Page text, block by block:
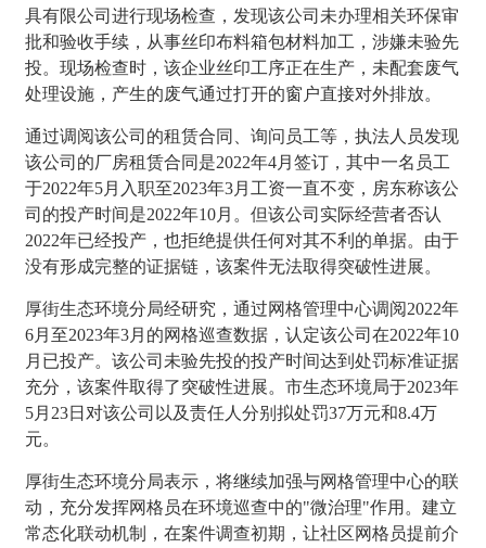
具有限公司进行现场检查，发现该公司未办理相关环保审
批和验收手续，从事丝印布料箱包材料加工，涉嫌未验先
投。现场检查时，该企业丝印工序正在生产，未配套废气
处理设施，产生的废气通过打开的窗户直接对外排放。
通过调阅该公司的租赁合同、询问员工等，执法人员发现
该公司的厂房租赁合同是2022年4月签订，其中一名员工
于2022年5月入职至2023年3月工资一直不变，房东称该公
司的投产时间是2022年10月。但该公司实际经营者否认
2022年已经投产，也拒绝提供任何对其不利的单据。由于
没有形成完整的证据链，该案件无法取得突破性进展。
厚街生态环境分局经研究，通过网格管理中心调阅2022年
6月至2023年3月的网格巡查数据，认定该公司在2022年10
月已投产。该公司未验先投的投产时间达到处罚标准证据
充分，该案件取得了突破性进展。市生态环境局于2023年
5月23日对该公司以及责任人分别拟处罚37万元和8.4万
元。
厚街生态环境分局表示，将继续加强与网格管理中心的联
动，充分发挥网格员在环境巡查中的"微治理"作用。建立
常态化联动机制，在案件调查初期，让社区网格员提前介